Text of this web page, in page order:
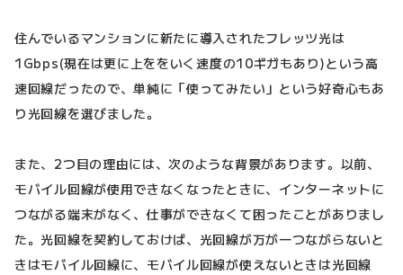
住んでいるマンションに新たに導入されたフレッツ光は
1Gbps(現在は更に上ををいく速度の10ギガもあり)という高
速回線だったので、単純に「使ってみたい」という好奇心もあ
り光回線を選びました。
また、2つ目の理由には、次のような背景があります。以前、
モバイル回線が使用できなくなったときに、インターネットに
つながる端末がなく、仕事ができなくて困ったことがありまし
た。光回線を契約しておけば、光回線が万が一つながらないと
きはモバイル回線に、モバイル回線が使えないときは光回線